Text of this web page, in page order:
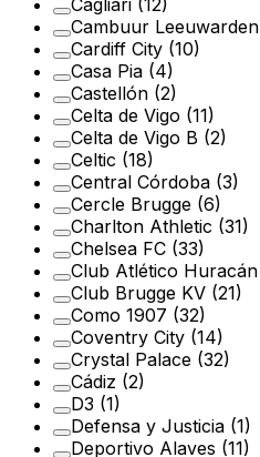
Cagliari (12)
Cambuur Leeuwarden
Cardiff City (10)
Casa Pia (4)
Castellón (2)
Celta de Vigo (11)
Celta de Vigo B (2)
Celtic (18)
Central Córdoba (3)
Cercle Brugge (6)
Charlton Athletic (31)
Chelsea FC (33)
Club Atlético Huracán
Club Brugge KV (21)
Como 1907 (32)
Coventry City (14)
Crystal Palace (32)
Cádiz (2)
D3 (1)
Defensa y Justicia (1)
Deportivo Alaves (11)